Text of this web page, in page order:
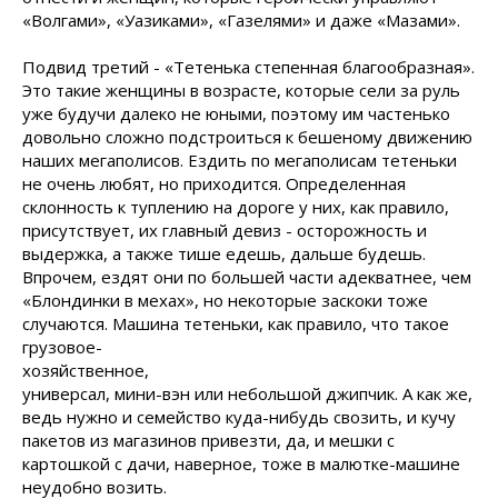
«Волгами», «Уазиками», «Газелями» и даже «Мазами».
Подвид третий - «Тетенька степенная благообразная».
Это такие женщины в возрасте, которые сели за руль
уже будучи далеко не юными, поэтому им частенько
довольно сложно подстроиться к бешеному движению
наших мегаполисов. Ездить по мегаполисам тетеньки
не очень любят, но приходится. Определенная
склонность к туплению на дороге у них, как правило,
присутствует, их главный девиз - осторожность и
выдержка, а также тише едешь, дальше будешь.
Впрочем, ездят они по большей части адекватнее, чем
«Блондинки в мехах», но некоторые заскоки тоже
случаются. Машина тетеньки, как правило, что такое
грузовое-
хозяйственное,
универсал, мини-вэн или небольшой джипчик. А как же,
ведь нужно и семейство куда-нибудь свозить, и кучу
пакетов из магазинов привезти, да, и мешки с
картошкой с дачи, наверное, тоже в малютке-машине
неудобно возить.